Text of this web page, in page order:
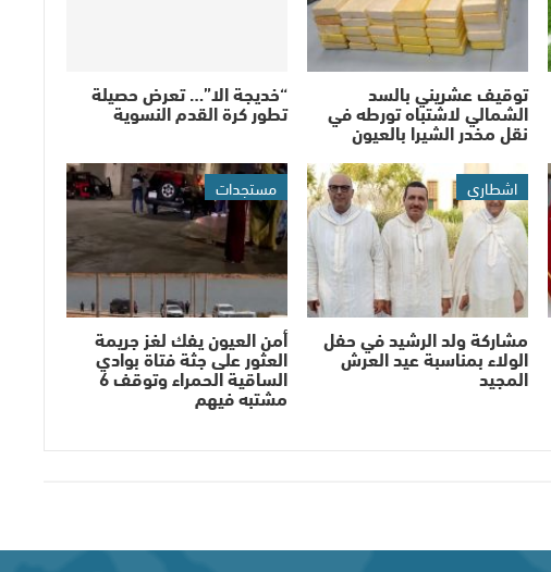
توقيف عشريني بالسد
الشمالي لاشتباه تورطه في
نقل مخدر الشيرا بالعيون
“خديجة الا”… تعرض حصيلة
تطور كرة القدم النسوية
اشطاري
مشاركة ولد الرشيد في حفل
الولاء بمناسبة عيد العرش
المجيد
مستجدات
أمن العيون يفك لغز جريمة
العثور على جثة فتاة بوادي
الساقية الحمراء وتوقف 6
مشتبه فيهم